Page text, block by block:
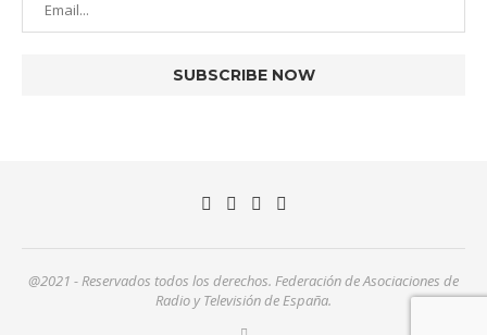
@2021 - Reservados todos los derechos. Federación de Asociaciones de
Radio y Televisión de España.